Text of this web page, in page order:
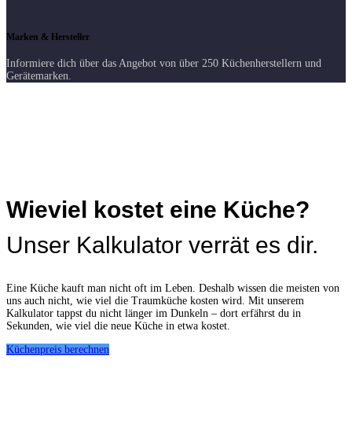
Marken & Hersteller
Informiere dich über das Angebot von über 250 Küchenherstellern und
Gerätemarken.
Wieviel kostet eine Küche?
Unser Kalkulator verrät es dir.
Eine Küche kauft man nicht oft im Leben. Deshalb wissen die meisten von
uns auch nicht, wie viel die Traumküche kosten wird. Mit unserem
Kalkulator tappst du nicht länger im Dunkeln – dort erfährst du in
Sekunden, wie viel die neue Küche in etwa kostet.
Küchenpreis berechnen